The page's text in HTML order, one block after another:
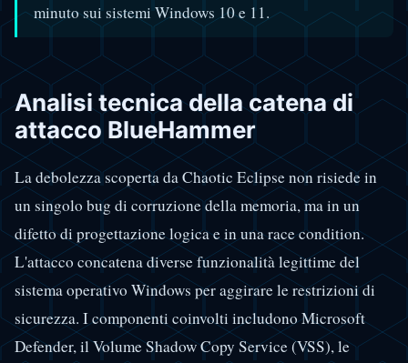
minuto sui sistemi Windows 10 e 11.
Analisi tecnica della catena di
attacco BlueHammer
La debolezza scoperta da Chaotic Eclipse non risiede in
un singolo bug di corruzione della memoria, ma in un
difetto di progettazione logica e in una race condition.
L'attacco concatena diverse funzionalità legittime del
sistema operativo Windows per aggirare le restrizioni di
sicurezza. I componenti coinvolti includono Microsoft
Defender, il Volume Shadow Copy Service (VSS), le